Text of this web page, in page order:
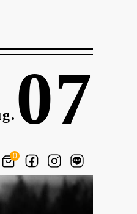
07
0